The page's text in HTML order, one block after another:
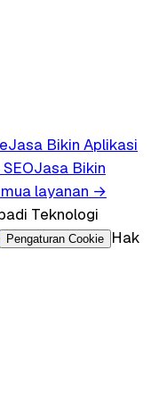
Jasa Bikin Aplikasi
Jasa Bikin
layanan →
Teknologi
Pengaturan Cookie
Hak